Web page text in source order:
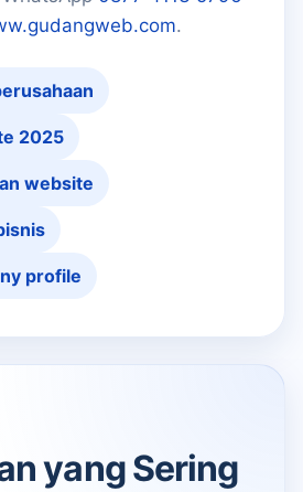
.
2025
website
profile
yang Sering